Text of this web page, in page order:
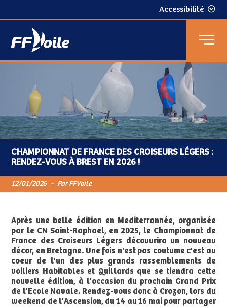
Accessibilité
CHAMPIONNAT DE FRANCE DES CROISEURS LÉGERS :
RENDEZ-VOUS À BREST EN 2026 !
12/01/2026 - Par FFVoile
Après une belle édition en Mediterrannée, organisée
par le CN Saint-Raphael, en 2025, le Championnat de
France des Croiseurs Légers découvrira un nouveau
décor, en Bretagne. Une fois n'est pas coutume c'est au
coeur de l'un des plus grands rassemblements de
voiliers Habitables et Quillards que se tiendra cette
nouvelle édition, à l'occasion du prochain Grand Prix
de l'Ecole Navale. Rendez-vous donc à Crozon, lors du
weekend de l'Ascension, du 14 au 16 mai pour partager